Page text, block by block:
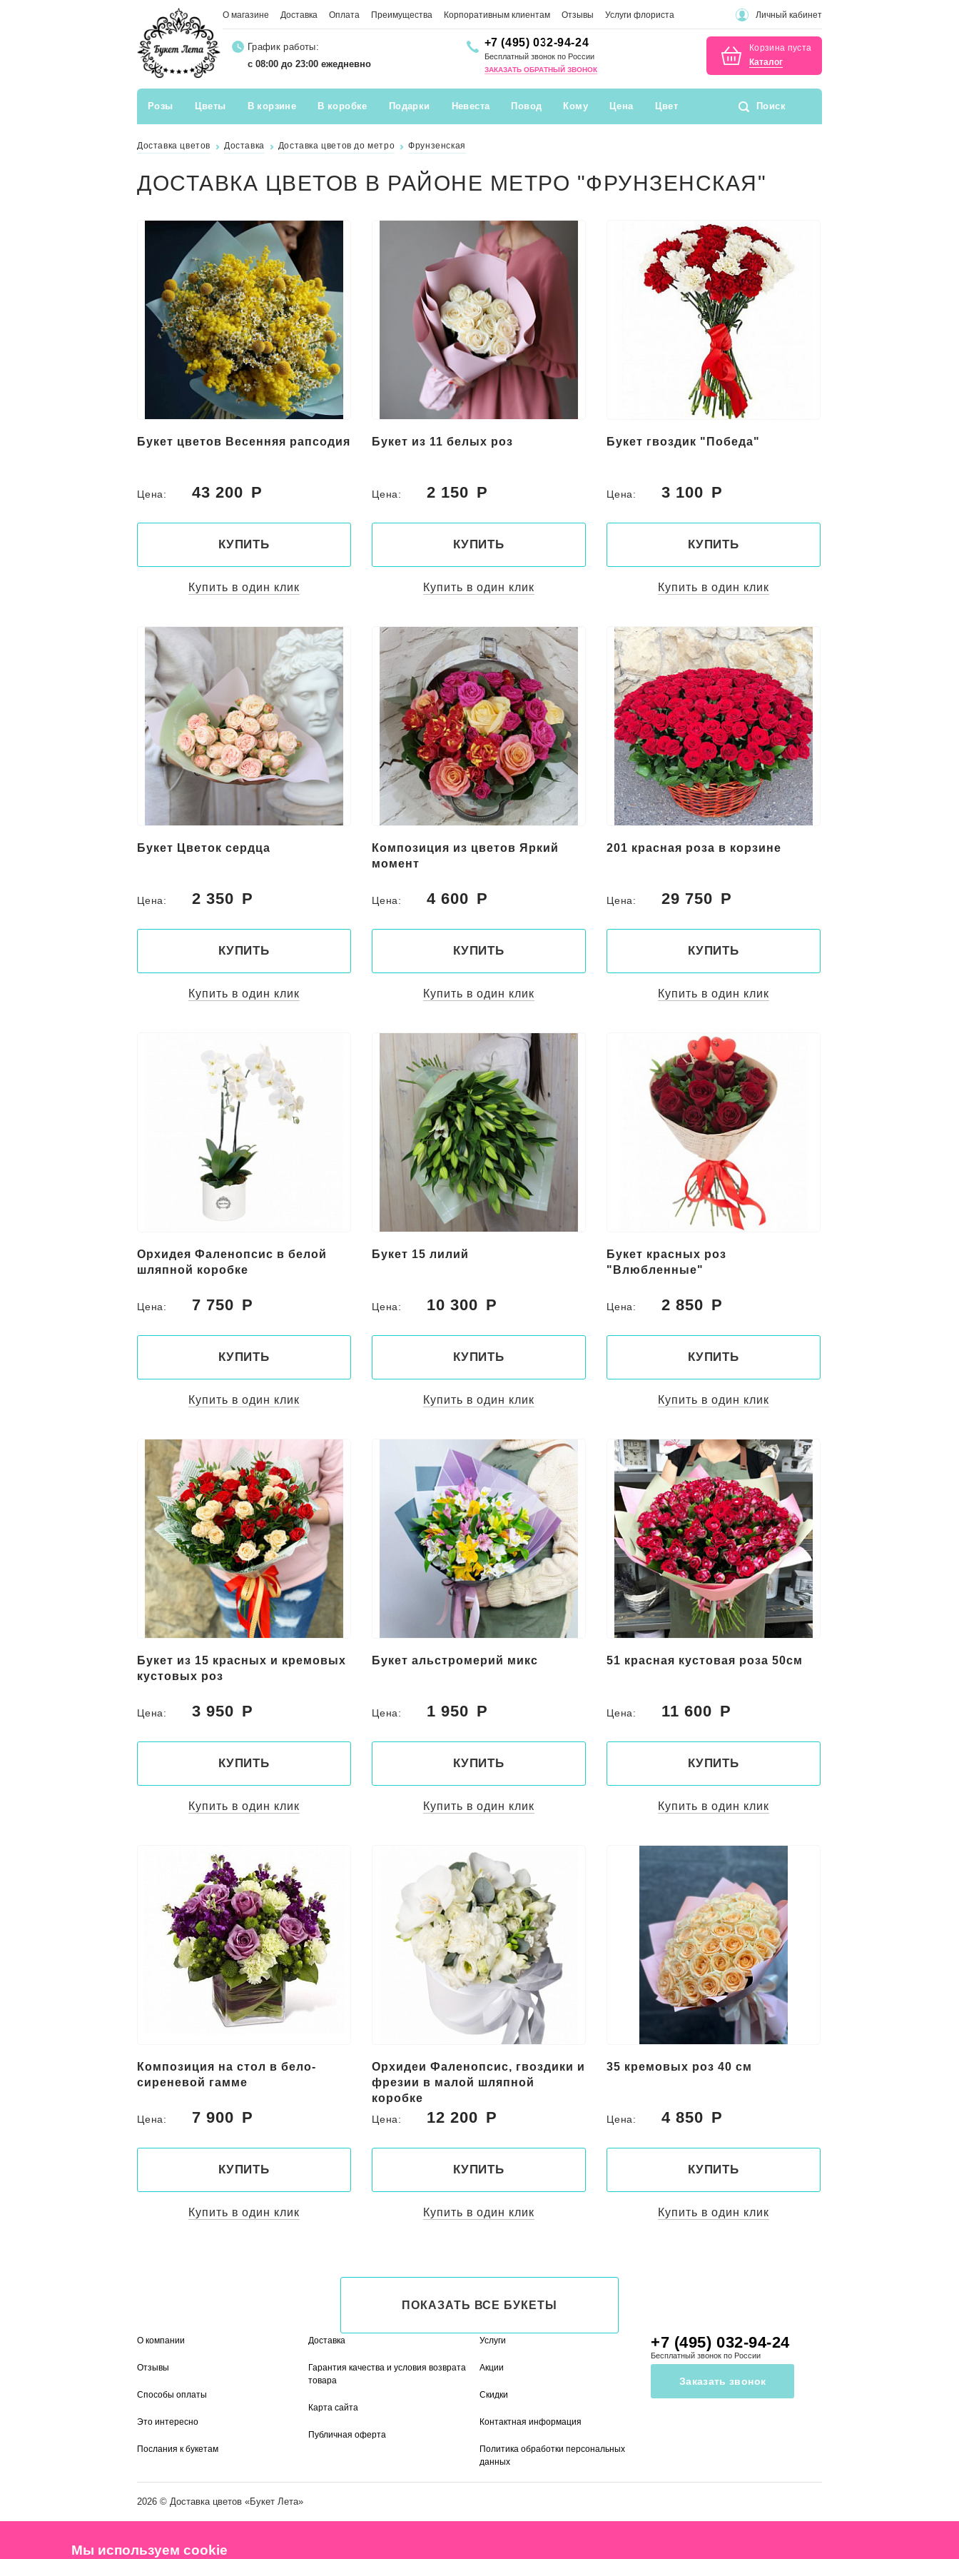
О магазине Доставка Оплата Преимущества Корпоративным клиентам Отзывы Услуги флориста Личный кабинет
График работы:
с 08:00 до 23:00 ежедневно
+7 (495) 032-94-24
Бесплатный звонок по России
ЗАКАЗАТЬ ОБРАТНЫЙ ЗВОНОК
Корзина пуста
Каталог
Розы Цветы В корзине В коробке Подарки Невеста Повод Кому Цена Цвет Поиск
Доставка цветов Доставка Доставка цветов до метро Фрунзенская
ДОСТАВКА ЦВЕТОВ В РАЙОНЕ МЕТРО "ФРУНЗЕНСКАЯ"
Букет цветов Весенняя рапсодия
Цена: 43 200
КУПИТЬ
Купить в один клик
Букет из 11 белых роз
Цена: 2 150
КУПИТЬ
Купить в один клик
Букет гвоздик "Победа"
Цена: 3 100
КУПИТЬ
Купить в один клик
Букет Цветок сердца
Цена: 2 350
КУПИТЬ
Купить в один клик
Композиция из цветов Яркий
момент
Цена: 4 600
КУПИТЬ
Купить в один клик
201 красная роза в корзине
Цена: 29 750
КУПИТЬ
Купить в один клик
Орхидея Фаленопсис в белой
шляпной коробке
Цена: 7 750
КУПИТЬ
Купить в один клик
Букет 15 лилий
Цена: 10 300
КУПИТЬ
Купить в один клик
Букет красных роз
"Влюбленные"
Цена: 2 850
КУПИТЬ
Купить в один клик
Букет из 15 красных и кремовых
кустовых роз
Цена: 3 950
КУПИТЬ
Купить в один клик
Букет альстромерий микс
Цена: 1 950
КУПИТЬ
Купить в один клик
51 красная кустовая роза 50см
Цена: 11 600
КУПИТЬ
Купить в один клик
Композиция на стол в бело-
сиреневой гамме
Цена: 7 900
КУПИТЬ
Купить в один клик
Орхидеи Фаленопсис, гвоздики и
фрезии в малой шляпной
коробке
Цена: 12 200
КУПИТЬ
Купить в один клик
35 кремовых роз 40 см
Цена: 4 850
КУПИТЬ
Купить в один клик
ПОКАЗАТЬ ВСЕ БУКЕТЫ
О компании
Отзывы
Способы оплаты
Это интересно
Послания к букетам
Доставка
Гарантия качества и условия возврата
товара
Карта сайта
Публичная оферта
Услуги
Акции
Скидки
Контактная информация
Политика обработки персональных
данных
+7 (495) 032-94-24
Бесплатный звонок по России
Заказать звонок
2026 © Доставка цветов «Букет Лета»
Мы используем cookie